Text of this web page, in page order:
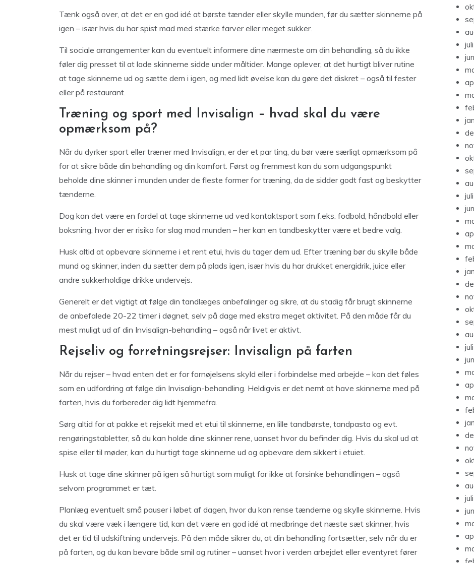
Tænk også over, at det er en god idé at børste tænder eller skylle munden, før du sætter skinnerne på
igen – især hvis du har spist mad med stærke farver eller meget sukker.
Til sociale arrangementer kan du eventuelt informere dine nærmeste om din behandling, så du ikke
føler dig presset til at lade skinnerne sidde under måltider. Mange oplever, at det hurtigt bliver rutine
at tage skinnerne ud og sætte dem i igen, og med lidt øvelse kan du gøre det diskret – også til fester
eller på restaurant.
Træning og sport med Invisalign – hvad skal du være
opmærksom på?
Når du dyrker sport eller træner med Invisalign, er der et par ting, du bør være særligt opmærksom på
for at sikre både din behandling og din komfort. Først og fremmest kan du som udgangspunkt
beholde dine skinner i munden under de fleste former for træning, da de sidder godt fast og beskytter
tænderne.
Dog kan det være en fordel at tage skinnerne ud ved kontaktsport som f.eks. fodbold, håndbold eller
boksning, hvor der er risiko for slag mod munden – her kan en tandbeskytter være et bedre valg.
Husk altid at opbevare skinnerne i et rent etui, hvis du tager dem ud. Efter træning bør du skylle både
mund og skinner, inden du sætter dem på plads igen, især hvis du har drukket energidrik, juice eller
andre sukkerholdige drikke undervejs.
Generelt er det vigtigt at følge din tandlæges anbefalinger og sikre, at du stadig får brugt skinnerne
de anbefalede 20-22 timer i døgnet, selv på dage med ekstra meget aktivitet. På den måde får du
mest muligt ud af din Invisalign-behandling – også når livet er aktivt.
Rejseliv og forretningsrejser: Invisalign på farten
Når du rejser – hvad enten det er for fornøjelsens skyld eller i forbindelse med arbejde – kan det føles
som en udfordring at følge din Invisalign-behandling. Heldigvis er det nemt at have skinnerne med på
farten, hvis du forbereder dig lidt hjemmefra.
Sørg altid for at pakke et rejsekit med et etui til skinnerne, en lille tandbørste, tandpasta og evt.
rengøringstabletter, så du kan holde dine skinner rene, uanset hvor du befinder dig. Hvis du skal ud at
spise eller til møder, kan du hurtigt tage skinnerne ud og opbevare dem sikkert i etuiet.
Husk at tage dine skinner på igen så hurtigt som muligt for ikke at forsinke behandlingen – også
selvom programmet er tæt.
Planlæg eventuelt små pauser i løbet af dagen, hvor du kan rense tænderne og skylle skinnerne. Hvis
du skal være væk i længere tid, kan det være en god idé at medbringe det næste sæt skinner, hvis
det er tid til udskiftning undervejs. På den måde sikrer du, at din behandling fortsætter, selv når du er
på farten, og du kan bevare både smil og rutiner – uanset hvor i verden arbejdet eller eventyret fører